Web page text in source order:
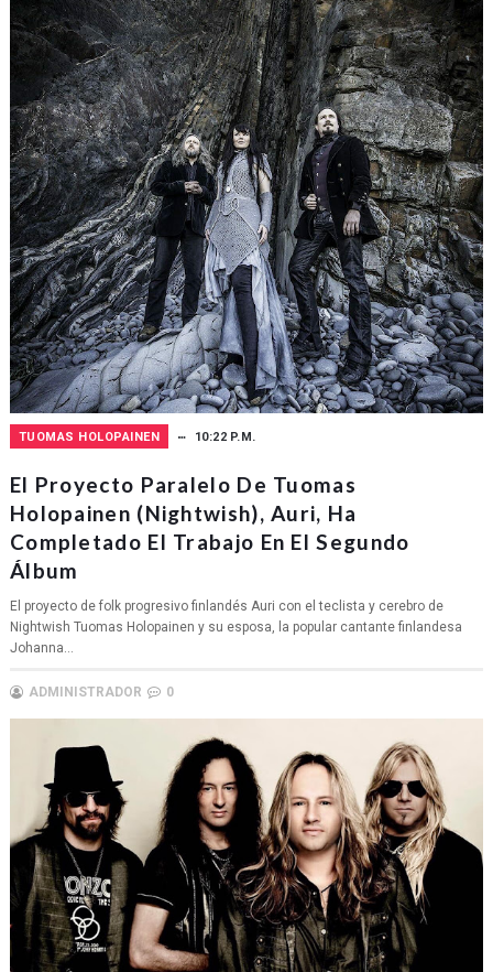
TUOMAS HOLOPAINEN 10:22 P.M.
El Proyecto Paralelo De Tuomas
Holopainen (Nightwish), Auri, Ha
Completado El Trabajo En El Segundo
Álbum
El proyecto de folk progresivo finlandés Auri con el teclista y cerebro de
Nightwish Tuomas Holopainen y su esposa, la popular cantante finlandesa
Johanna...
ADMINISTRADOR 0